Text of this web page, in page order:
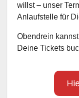
willst – unser
Anlaufstelle für
Obendrein
Deine Tickets